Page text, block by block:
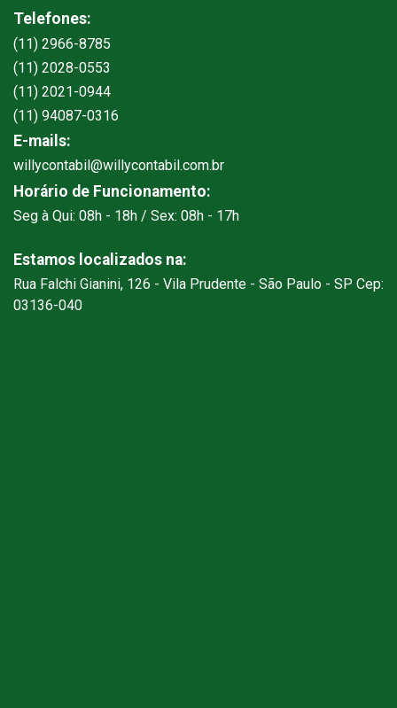
Telefones:
(11) 2966-8785
(11) 2028-0553
(11) 2021-0944
(11) 94087-0316
E-mails:
willycontabil@willycontabil.com.br
Horário de Funcionamento:
Seg à Qui: 08h - 18h / Sex: 08h - 17h
Estamos localizados na:
Rua Falchi Gianini, 126 - Vila Prudente - São Paulo - SP Cep:
03136-040